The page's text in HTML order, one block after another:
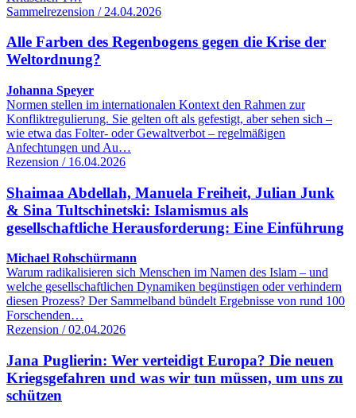
Sammelrezension / 24.04.2026
Alle Farben des Regenbogens gegen die Krise der
Weltordnung?
Johanna Speyer
Normen stellen im internationalen Kontext den Rahmen zur
Konfliktregulierung. Sie gelten oft als gefestigt, aber sehen sich –
wie etwa das Folter- oder Gewaltverbot – regelmäßigen
Anfechtungen und Au…
Rezension / 16.04.2026
Shaimaa Abdellah, Manuela Freiheit, Julian Junk
& Sina Tultschinetski: Islamismus als
gesellschaftliche Herausforderung: Eine Einführung
Michael Rohschürmann
Warum radikalisieren sich Menschen im Namen des Islam – und
welche gesellschaftlichen Dynamiken begünstigen oder verhindern
diesen Prozess? Der Sammelband bündelt Ergebnisse von rund 100
Forschenden…
Rezension / 02.04.2026
Jana Puglierin: Wer verteidigt Europa? Die neuen
Kriegsgefahren und was wir tun müssen, um uns zu
schützen